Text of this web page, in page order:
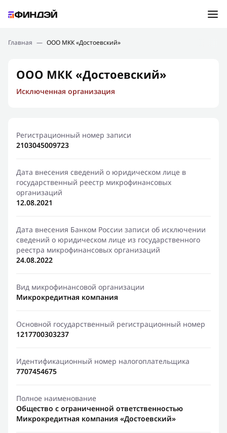
Подбор займа
Новости
Финансовое просвещение
Главная — ООО МКК «Достоевский»
ООО МКК «Достоевский»
Исключенная организация
Регистрационный номер записи
2103045009723
Дата внесения сведений о юридическом лице в
государственный реестр микрофинансовых
организаций
12.08.2021
Дата внесения Банком России записи об исключении
сведений о юридическом лице из государственного
реестра микрофинансовых организаций
24.08.2022
Вид микрофинансовой организации
Микрокредитная компания
Основной государственный регистрационный номер
1217700303237
Идентификационный номер налогоплательщика
7707454675
Полное наименование
Общество с ограниченной ответственностью
Микрокредитная компания «Достоевский»
Ошибка:Контактная форма не найдена.
Спасибо, что написали нам
Мы свяжемся с Вами в ближайшее время и сообщим
результат
Отправить новый запрос